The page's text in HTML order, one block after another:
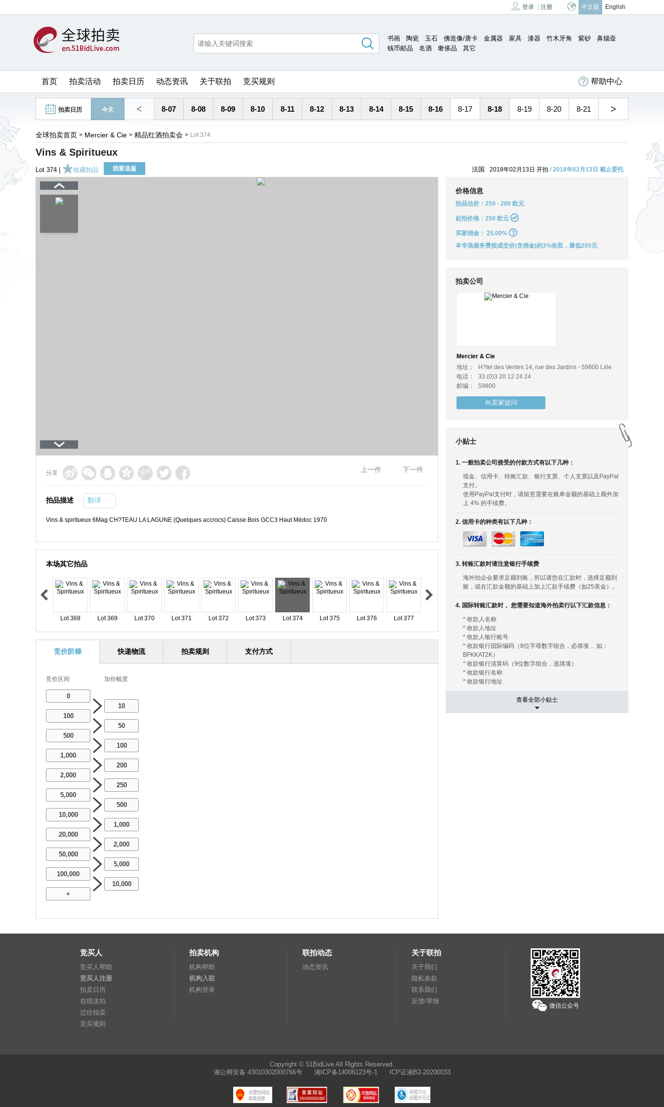
登录 注册 中文版 English
书画 陶瓷 玉石 佛造像/唐卡 金属器 家具 漆器 竹木牙角 紫砂
鼻烟壶
钱币邮品
名酒 奢侈品 其它
首页 拍卖活动 拍卖日历 动态资讯 关于联拍 竞买规则 帮助中心
拍卖日历 今天 < 8-07 8-08 8-09 8-10 8-11 8-12 8-13 8-14 8-15 8-16 8-17 8-18 8-19 8-20 8-21 >
全球拍卖首页 > Mercier & Cie > 精品红酒拍卖会 > Lot 374
Vins & Spiritueux
Lot 374 | 收藏拍品 我要送鉴 法国 2018年02月13日 开拍 / 2018年02月13日 截止委托
分享 上一件 下一件
拍品描述 翻译
Vins & spiritueux 6Mag CH?TEAU LA LAGUNE (Quelques accrocs) Caisse Bois GCC3 Haut Médoc 1970
本场其它拍品
Lot 368 Lot 369 Lot 370 Lot 371 Lot 372 Lot 373 Lot 374 Lot 375 Lot 376 Lot 377
竞价阶梯 快递物流 拍卖规则 支付方式
竞价区间 加价幅度
0
10
100
50
500
100
1,000
200
2,000
250
5,000
500
10,000
1,000
20,000
2,000
50,000
5,000
100,000
10,000
+
价格信息
拍品估价：250 - 280 欧元
起拍价格：250 欧元
买家佣金： 25.00%
本专场服务费按成交价(含佣金)的3%收取，最低200元
拍卖公司
Mercier & Cie
地址：
H?tel des Ventes 14, rue des Jardins - 59800 Lille
电话：
33 (0)3 20 12 24 24
邮编：
59800
向卖家提问
小贴士
1. 一般拍卖公司接受的付款方式有以下几种：
现金、信用卡、转账汇款、银行支票、个人支票以及PayPal
支付。
使用PayPal支付时，请留意需要在账单金额的基础上额外加
上 4% 的手续费。
2. 信用卡的种类有以下几种：
3. 转账汇款时请注意银行手续费
海外拍企会要求足额到账，所以请您在汇款时，选择足额到
账，或在汇款金额的基础上加上汇款手续费（如25美金）。
4. 国际转账汇款时， 您需要知道海外拍卖行以下汇款信息：
* 收款人名称
* 收款人地址
* 收款人银行账号
* 收款银行国际编码（8位字母数字组合，必填项， 如：
BFKKAT2K）
* 收款银行清算码（9位数字组合，选填项）
* 收款银行名称
* 收款银行地址
有的海外拍卖行会替您安排和协调运输， 您只需要支付相关
查看全部小贴士
竞买人
竞买人帮助
竞买人注册
拍卖日历
在线送拍
过往拍卖
竞买规则
拍卖机构
机构帮助
机构入驻
机构登录
联拍动态
动态资讯
关于联拍
关于我们
隐私条款
联系我们
反馈/举报
微信公众号
Copyright © 51BidLive All Rights Reserved.
湘公网安备 43010302000766号 湘ICP备14006123号-1 ICP证湘B2-20200033